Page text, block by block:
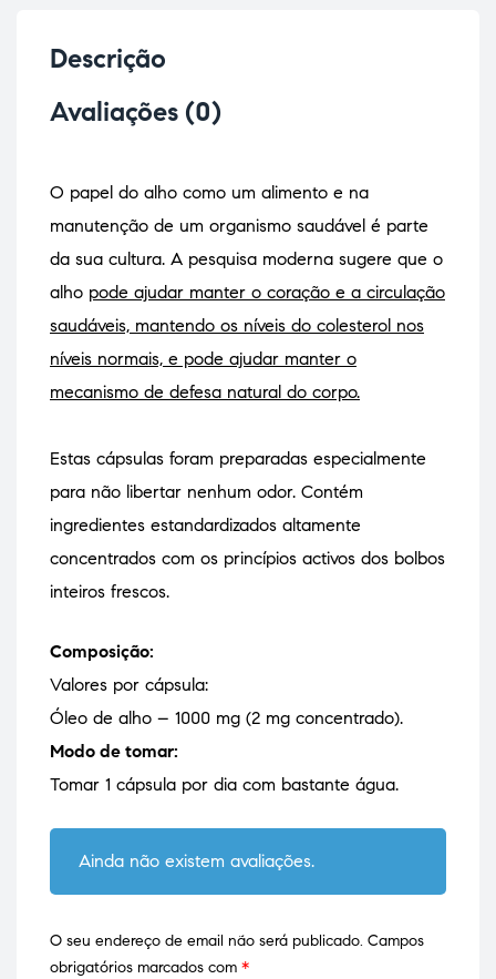
Descrição
Avaliações (0)
O papel do alho como um alimento e na
manutenção de um organismo saudável é parte
da sua cultura. A pesquisa moderna sugere que o
alho pode ajudar manter o coração e a circulação
saudáveis, mantendo os níveis do colesterol nos
níveis normais, e pode ajudar manter o
mecanismo de defesa natural do corpo.
Estas cápsulas foram preparadas especialmente
para não libertar nenhum odor. Contém
ingredientes estandardizados altamente
concentrados com os princípios activos dos bolbos
inteiros frescos.
Composição:
Valores por cápsula:
Óleo de alho – 1000 mg (2 mg concentrado).
Modo de tomar:
Tomar 1 cápsula por dia com bastante água.
Ainda não existem avaliações.
O seu endereço de email não será publicado. Campos
obrigatórios marcados com *